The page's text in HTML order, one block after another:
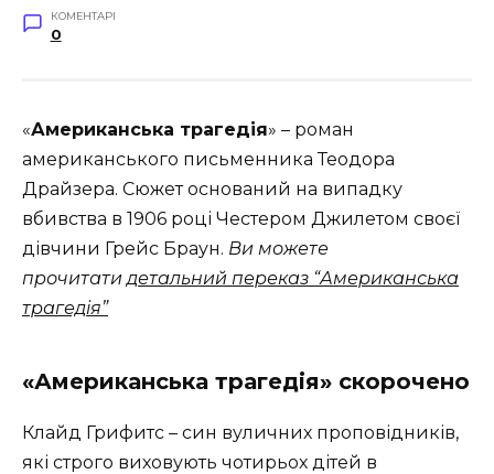
КОМЕНТАРІ
0
«Американська трагедія» – роман
американського письменника Теодора
Драйзера. Сюжет оснований на випадку
вбивства в 1906 році Честером Джилетом своєї
дівчини Грейс Браун. Ви можете
прочитатидетальний переказ “Американська
трагедія”
«Американська трагедія» скорочено
Клайд Грифитс – син вуличних проповідників,
які строго виховують чотирьох дітей в